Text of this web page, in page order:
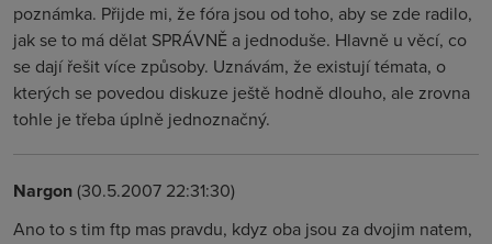
poznámka. Přijde mi, že fóra jsou od toho, aby se zde radilo,
jak se to má dělat SPRÁVNĚ a jednoduše. Hlavně u věcí, co
se dají řešit více způsoby. Uznávám, že existují témata, o
kterých se povedou diskuze ještě hodně dlouho, ale zrovna
tohle je třeba úplně jednoznačný.
Nargon(30.5.2007 22:31:30)
Ano to s tim ftp mas pravdu, kdyz oba jsou za dvojim natem,